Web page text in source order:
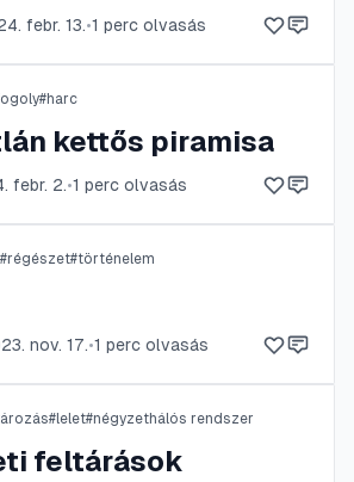
febr. 13.•1 perc olvasás
#harc
kettős piramisa
febr. 2.•1 perc olvasás
#régészet#történelem
nov. 17.•1 perc olvasás
#lelet#négyzethálós rendszer
feltárások